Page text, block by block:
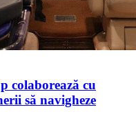
colaborează cu
să navigheze